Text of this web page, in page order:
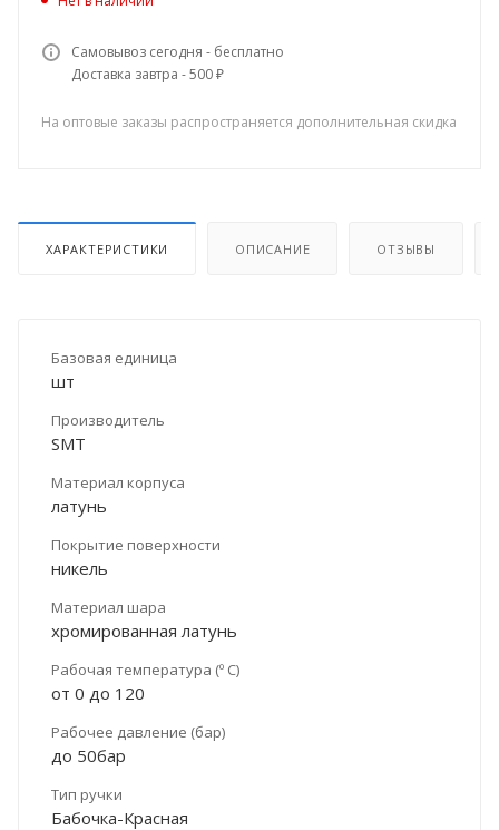
Самовывоз сегодня - бесплатно
Доставка завтра - 500 ₽
На оптовые заказы распространяется дополнительная скидка
ХАРАКТЕРИСТИКИ ОПИСАНИЕ ОТЗЫВЫ
Базовая единица
шт
Производитель
SMT
Материал корпуса
латунь
Покрытие поверхности
никель
Материал шара
хромированная латунь
Рабочая температура (º С)
от 0 до 120
Рабочее давление (бар)
до 50бар
Тип ручки
Бабочка-Красная